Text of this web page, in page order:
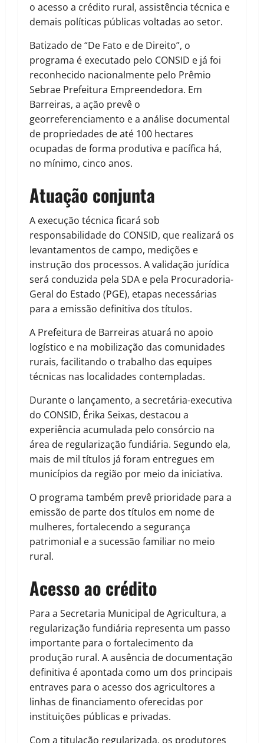
o acesso a crédito rural, assistência técnica e
demais políticas públicas voltadas ao setor.
Batizado de “De Fato e de Direito”, o
programa é executado pelo CONSID e já foi
reconhecido nacionalmente pelo Prêmio
Sebrae Prefeitura Empreendedora. Em
Barreiras, a ação prevê o
georreferenciamento e a análise documental
de propriedades de até 100 hectares
ocupadas de forma produtiva e pacífica há,
no mínimo, cinco anos.
Atuação conjunta
A execução técnica ficará sob
responsabilidade do CONSID, que realizará os
levantamentos de campo, medições e
instrução dos processos. A validação jurídica
será conduzida pela SDA e pela Procuradoria-
Geral do Estado (PGE), etapas necessárias
para a emissão definitiva dos títulos.
A Prefeitura de Barreiras atuará no apoio
logístico e na mobilização das comunidades
rurais, facilitando o trabalho das equipes
técnicas nas localidades contempladas.
Durante o lançamento, a secretária-executiva
do CONSID, Érika Seixas, destacou a
experiência acumulada pelo consórcio na
área de regularização fundiária. Segundo ela,
mais de mil títulos já foram entregues em
municípios da região por meio da iniciativa.
O programa também prevê prioridade para a
emissão de parte dos títulos em nome de
mulheres, fortalecendo a segurança
patrimonial e a sucessão familiar no meio
rural.
Acesso ao crédito
Para a Secretaria Municipal de Agricultura, a
regularização fundiária representa um passo
importante para o fortalecimento da
produção rural. A ausência de documentação
definitiva é apontada como um dos principais
entraves para o acesso dos agricultores a
linhas de financiamento oferecidas por
instituições públicas e privadas.
Com a titulação regularizada, os produtores